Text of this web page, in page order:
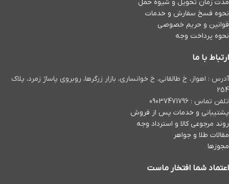
مدت زمان تحويل و شیوه حمل
نحوه فسخ سفارش و خدمات
قوانین و حریم خصوصی
نحوه پرداخت وجه
ارتباط با ما
آدرس : اهواز، خ طالقانی، خ خوانساری، بازار زرگرها، روبروی پاساژ زمرد، پلاک
254
تلفن تماس : 09037471796
پشتیبانی و خدمات پس از فروش
روند مرجوعی کالا و استرداد وجه
مقالات طلا و جواهر
مجوزها
اعتماد شما افتخار ماست